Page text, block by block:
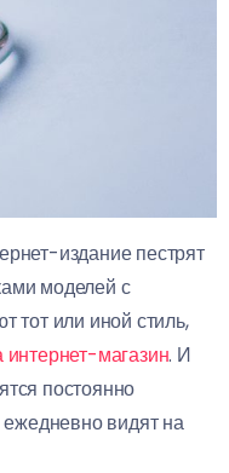
издание пестрят
моделей с
тот или иной стиль,
интернет-магазин. И
постоянно
видят на